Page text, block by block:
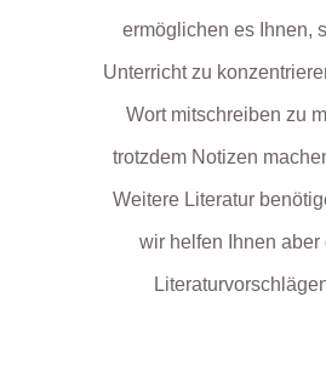
ermöglichen es Ihnen,
Unterricht zu
Wort mitschreiben zu
trotzdem Notizen
Weitere Literatur
wir helfen Ihnen aber